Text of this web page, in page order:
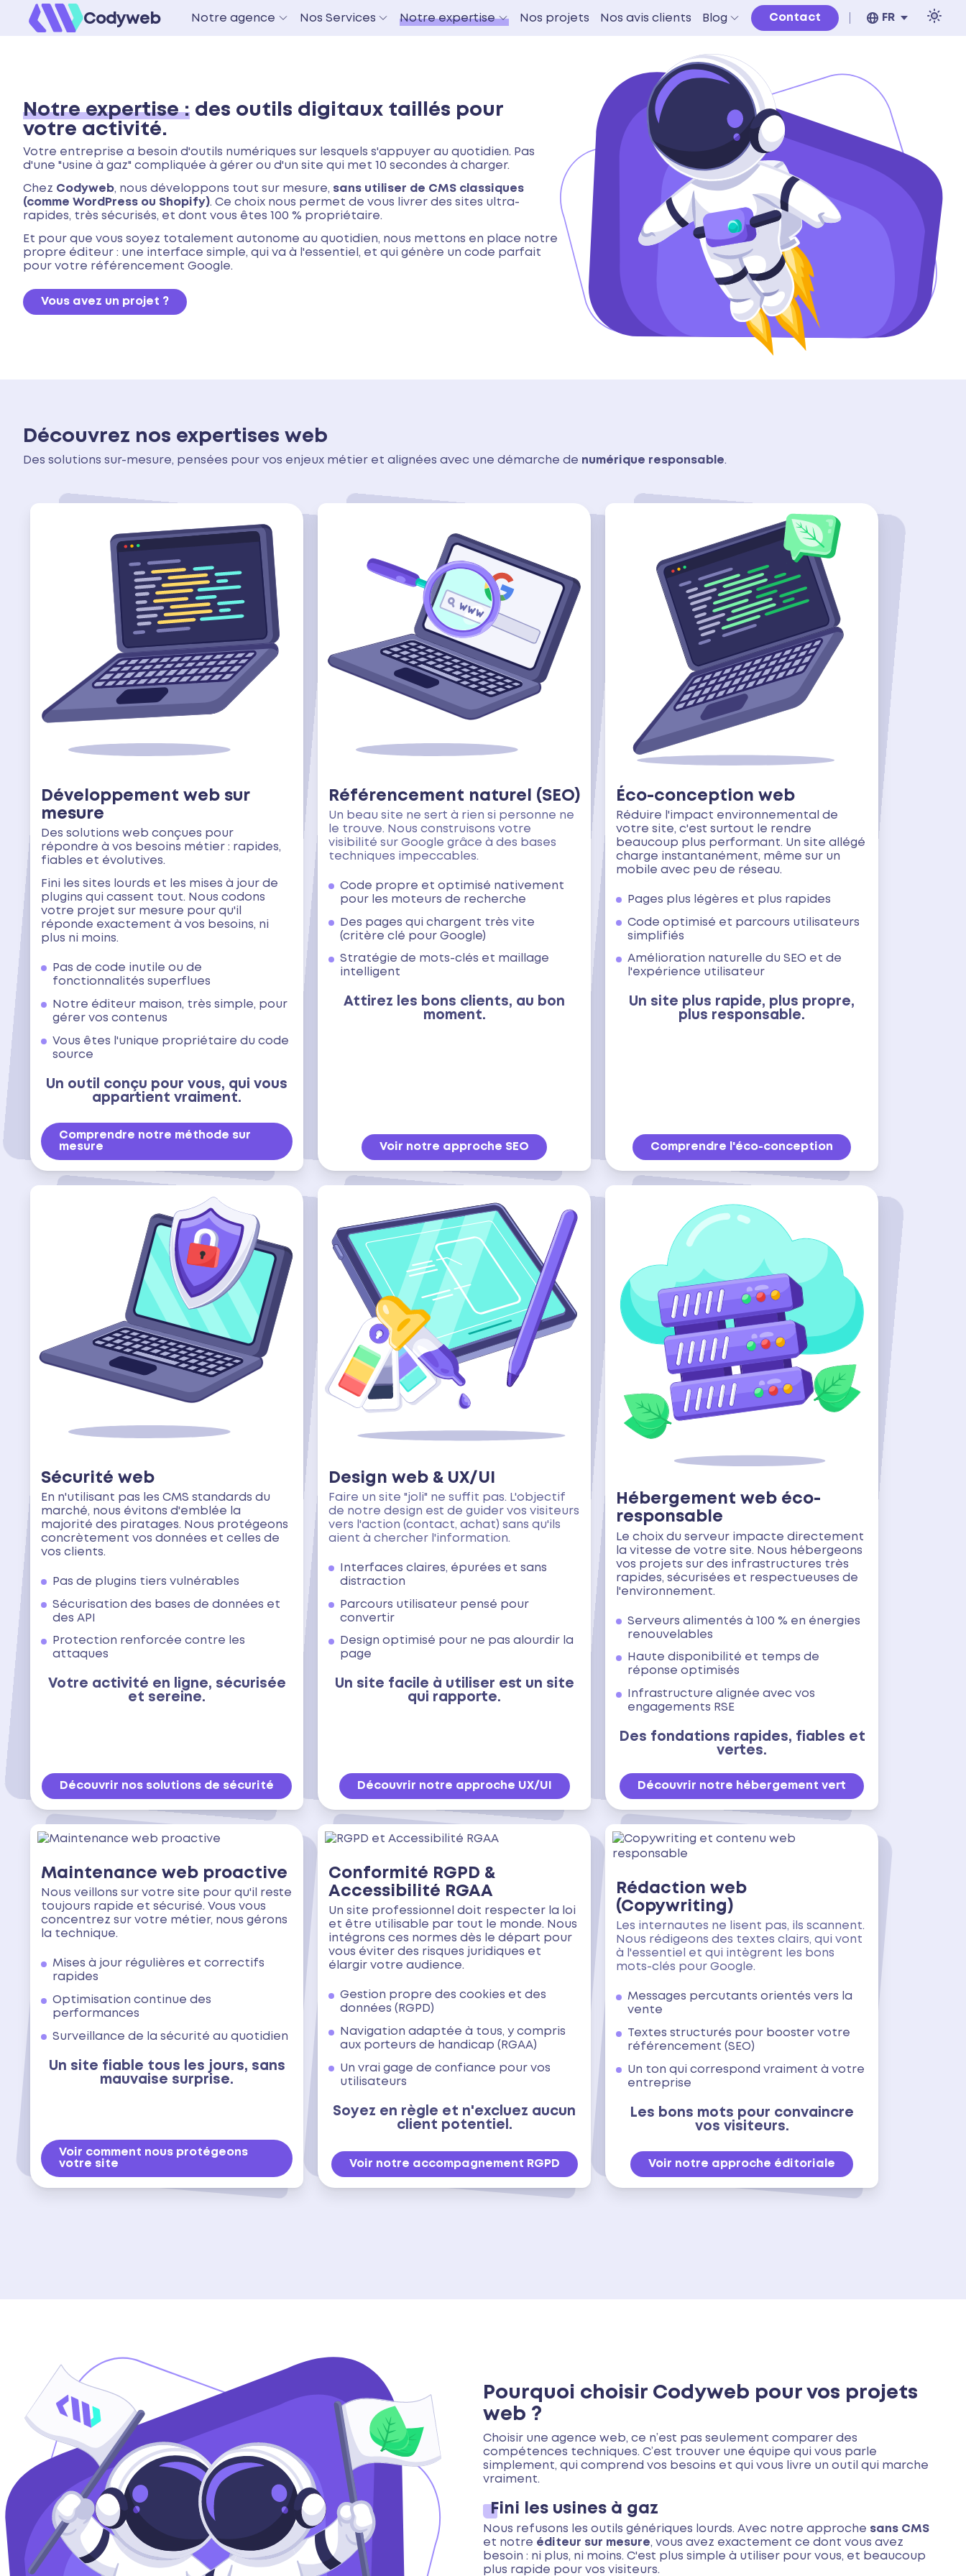
Codyweb Notre agence Nos Services Notre expertise Nos projets Nos avis clients Blog Contact FR
Notre expertise : des outils digitaux taillés pour
votre activité.
Votre entreprise a besoin d'outils numériques sur lesquels s'appuyer au quotidien. Pas
d'une "usine à gaz" compliquée à gérer ou d'un site qui met 10 secondes à charger.
Chez Codyweb, nous développons tout sur mesure, sans utiliser de CMS classiques
(comme WordPress ou Shopify). Ce choix nous permet de vous livrer des sites ultra-
rapides, très sécurisés, et dont vous êtes 100 % propriétaire.
Et pour que vous soyez totalement autonome au quotidien, nous mettons en place notre
propre éditeur : une interface simple, qui va à l'essentiel, et qui génère un code parfait
pour votre référencement Google.
Vous avez un projet ?
Découvrez nos expertises web
Des solutions sur-mesure, pensées pour vos enjeux métier et alignées avec une démarche de numérique responsable.
Développement web sur
mesure
Des solutions web conçues pour
répondre à vos besoins métier : rapides,
fiables et évolutives.
Fini les sites lourds et les mises à jour de
plugins qui cassent tout. Nous codons
votre projet sur mesure pour qu'il
réponde exactement à vos besoins, ni
plus ni moins.
Pas de code inutile ou de
fonctionnalités superflues
Notre éditeur maison, très simple, pour
gérer vos contenus
Vous êtes l'unique propriétaire du code
source
Un outil conçu pour vous, qui vous
appartient vraiment.
Comprendre notre méthode sur
mesure
Référencement naturel (SEO)
Un beau site ne sert à rien si personne ne
le trouve. Nous construisons votre
visibilité sur Google grâce à des bases
techniques impeccables.
Code propre et optimisé nativement
pour les moteurs de recherche
Des pages qui chargent très vite
(critère clé pour Google)
Stratégie de mots-clés et maillage
intelligent
Attirez les bons clients, au bon
moment.
Voir notre approche SEO
Éco-conception web
Réduire l'impact environnemental de
votre site, c'est surtout le rendre
beaucoup plus performant. Un site allégé
charge instantanément, même sur un
mobile avec peu de réseau.
Pages plus légères et plus rapides
Code optimisé et parcours utilisateurs
simplifiés
Amélioration naturelle du SEO et de
l'expérience utilisateur
Un site plus rapide, plus propre,
plus responsable.
Comprendre l'éco-conception
Sécurité web
En n'utilisant pas les CMS standards du
marché, nous évitons d'emblée la
majorité des piratages. Nous protégeons
concrètement vos données et celles de
vos clients.
Pas de plugins tiers vulnérables
Sécurisation des bases de données et
des API
Protection renforcée contre les
attaques
Votre activité en ligne, sécurisée
et sereine.
Découvrir nos solutions de sécurité
Design web & UX/UI
Faire un site "joli" ne suffit pas. L'objectif
de notre design est de guider vos visiteurs
vers l'action (contact, achat) sans qu'ils
aient à chercher l'information.
Interfaces claires, épurées et sans
distraction
Parcours utilisateur pensé pour
convertir
Design optimisé pour ne pas alourdir la
page
Un site facile à utiliser est un site
qui rapporte.
Découvrir notre approche UX/UI
Hébergement web éco-
responsable
Le choix du serveur impacte directement
la vitesse de votre site. Nous hébergeons
vos projets sur des infrastructures très
rapides, sécurisées et respectueuses de
l'environnement.
Serveurs alimentés à 100 % en énergies
renouvelables
Haute disponibilité et temps de
réponse optimisés
Infrastructure alignée avec vos
engagements RSE
Des fondations rapides, fiables et
vertes.
Découvrir notre hébergement vert
Maintenance web proactive
Nous veillons sur votre site pour qu'il reste
toujours rapide et sécurisé. Vous vous
concentrez sur votre métier, nous gérons
la technique.
Mises à jour régulières et correctifs
rapides
Optimisation continue des
performances
Surveillance de la sécurité au quotidien
Un site fiable tous les jours, sans
mauvaise surprise.
Voir comment nous protégeons
votre site
Conformité RGPD &
Accessibilité RGAA
Un site professionnel doit respecter la loi
et être utilisable par tout le monde. Nous
intégrons ces normes dès le départ pour
vous éviter des risques juridiques et
élargir votre audience.
Gestion propre des cookies et des
données (RGPD)
Navigation adaptée à tous, y compris
aux porteurs de handicap (RGAA)
Un vrai gage de confiance pour vos
utilisateurs
Soyez en règle et n'excluez aucun
client potentiel.
Voir notre accompagnement RGPD
Rédaction web
(Copywriting)
Les internautes ne lisent pas, ils scannent.
Nous rédigeons des textes clairs, qui vont
à l'essentiel et qui intègrent les bons
mots-clés pour Google.
Messages percutants orientés vers la
vente
Textes structurés pour booster votre
référencement (SEO)
Un ton qui correspond vraiment à votre
entreprise
Les bons mots pour convaincre
vos visiteurs.
Voir notre approche éditoriale
Pourquoi choisir Codyweb pour vos projets
web ?
Choisir une agence web, ce n’est pas seulement comparer des
compétences techniques. C’est trouver une équipe qui vous parle
simplement, qui comprend vos besoins et qui vous livre un outil qui marche
vraiment.
Fini les usines à gaz
Nous refusons les outils génériques lourds. Avec notre approche sans CMS
et notre éditeur sur mesure, vous avez exactement ce dont vous avez
besoin : ni plus, ni moins. C'est plus simple à utiliser pour vous, et beaucoup
plus rapide pour vos visiteurs.